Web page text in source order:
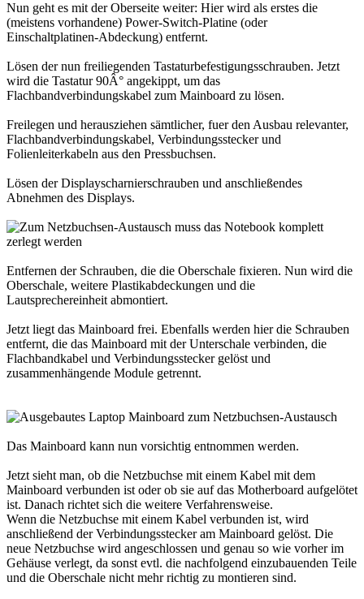
Nun geht es mit der Oberseite weiter: Hier wird als erstes die
(meistens vorhandene) Power-Switch-Platine (oder
Einschaltplatinen-Abdeckung) entfernt.
Lösen der nun freiliegenden Tastaturbefestigungsschrauben. Jetzt
wird die Tastatur 90Â° angekippt, um das
Flachbandverbindungskabel zum Mainboard zu lösen.
Freilegen und herausziehen sämtlicher, fuer den Ausbau relevanter,
Flachbandverbindungskabel, Verbindungsstecker und
Folienleiterkabeln aus den Pressbuchsen.
Lösen der Displayscharnierschrauben und anschließendes
Abnehmen des Displays.
Entfernen der Schrauben, die die Oberschale fixieren. Nun wird die
Oberschale, weitere Plastikabdeckungen und die
Lautsprechereinheit abmontiert.
Jetzt liegt das Mainboard frei. Ebenfalls werden hier die Schrauben
entfernt, die das Mainboard mit der Unterschale verbinden, die
Flachbandkabel und Verbindungsstecker gelöst und
zusammenhängende Module getrennt.
Das Mainboard kann nun vorsichtig entnommen werden.
Jetzt sieht man, ob die Netzbuchse mit einem Kabel mit dem
Mainboard verbunden ist oder ob sie auf das Motherboard aufgelötet
ist. Danach richtet sich die weitere Verfahrensweise.
Wenn die Netzbuchse mit einem Kabel verbunden ist, wird
anschließend der Verbindungsstecker am Mainboard gelöst. Die
neue Netzbuchse wird angeschlossen und genau so wie vorher im
Gehäuse verlegt, da sonst evtl. die nachfolgend einzubauenden Teile
und die Oberschale nicht mehr richtig zu montieren sind.